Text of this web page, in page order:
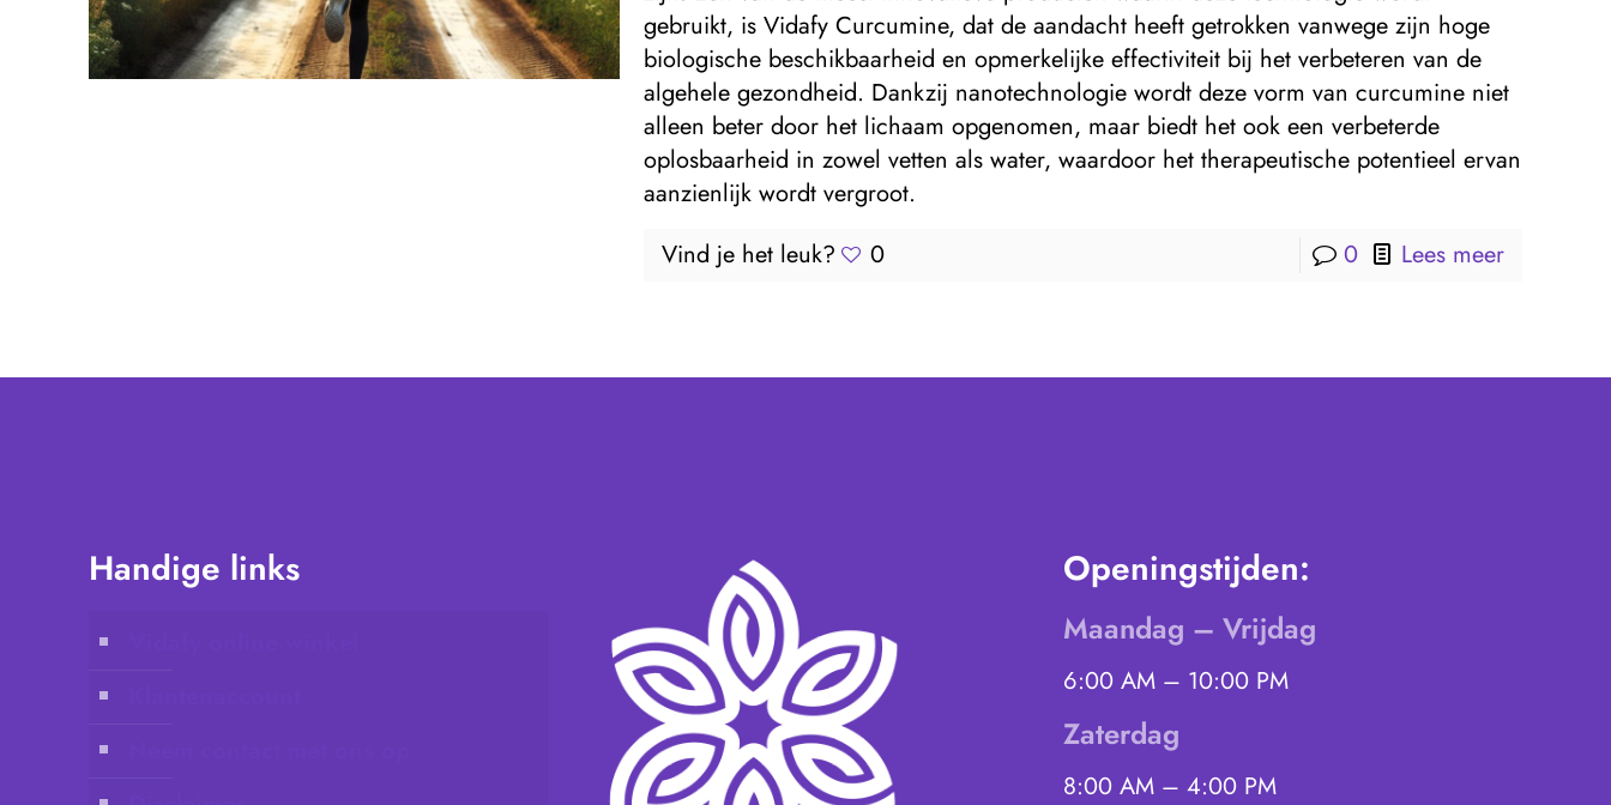
gebruikt, is Vidafy Curcumine, dat de aandacht heeft getrokken vanwege zijn hoge
biologische beschikbaarheid en opmerkelijke effectiviteit bij het verbeteren van de
algehele gezondheid. Dankzij nanotechnologie wordt deze vorm van curcumine niet
alleen beter door het lichaam opgenomen, maar biedt het ook een verbeterde
oplosbaarheid in zowel vetten als water, waardoor het therapeutische potentieel ervan
aanzienlijk wordt vergroot.
Vind je het leuk?
0 0 Lees meer
Handige links Openingstijden:
Maandag – Vrijdag
6:00 AM – 10:00 PM
Zaterdag
8:00 AM – 4:00 PM